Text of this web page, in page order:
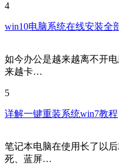
4
win10电脑系统在线安装全
如今办公是越来越离不开
来越卡…
5
详解一键重装系统win7教程
笔记本电脑在使用长了以
死、蓝屏…